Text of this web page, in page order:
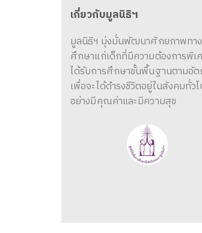
เกี่ยวกับมูลนิธิฯ
มูลนิธิฯ มุ่งมั่นพัฒนาศักยภาพทางก
ศึกษาแก่เด็กที่มีความต้องการพิเศ
ได้รับการศึกษาขั้นพื้นฐานตามอัตภ
เพื่อจะได้ดำรงชีวิตอยู่ในสังคมทั่วไปอ
มีคุณค่าและมีความสุข